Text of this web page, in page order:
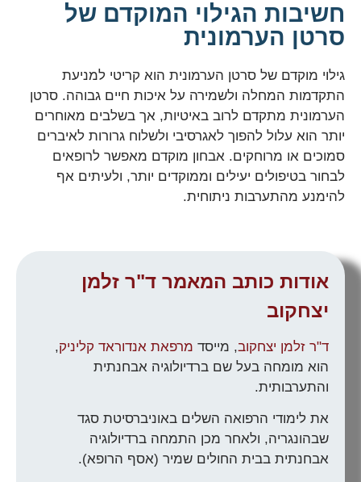
חשיבות הגילוי המוקדם של
סרטן הערמונית
גילוי מוקדם של סרטן הערמונית הוא קריטי למניעת
התקדמות המחלה ולשמירה על איכות חיים גבוהה. סרטן
הערמונית מתקדם לרוב באיטיות, אך בשלבים מאוחרים
יותר הוא עלול להפוך לאגרסיבי ולשלוח גרורות לאיברים
סמוכים או מרוחקים. אבחון מוקדם מאפשר לרופאים
לבחור בטיפולים יעילים וממוקדים יותר, ולעיתים אף
להימנע מהתערבות ניתוחית.
אודות כותב המאמר ד"ר זלמן
יצחקוב
ד"ר זלמן יצחקוב, מייסד מרפאת אנדוראד קליניק,
הוא מומחה בעל שם ברדיולוגיה אבחנתית
והתערבותית.
את לימודי הרפואה השלים באוניברסיטת סגד
שבהונגריה, ולאחר מכן התמחה ברדיולוגיה
אבחנתית בבית החולים שמיר (אסף הרופא).